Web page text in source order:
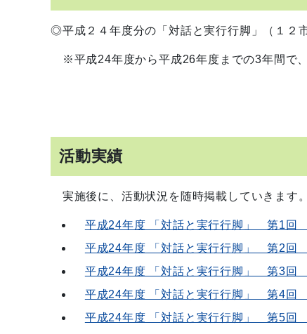
◎平成２４年度分の「対話と実行行脚」（１２
※平成24年度から平成26年度までの3年間で
活動実績
実施後に、活動状況を随時掲載していきます。
平成24年度 「対話と実行行脚」 第1回
平成24年度 「対話と実行行脚」 第2回
平成24年度 「対話と実行行脚」 第3回
平成24年度 「対話と実行行脚」 第4回
平成24年度 「対話と実行行脚」 第5回